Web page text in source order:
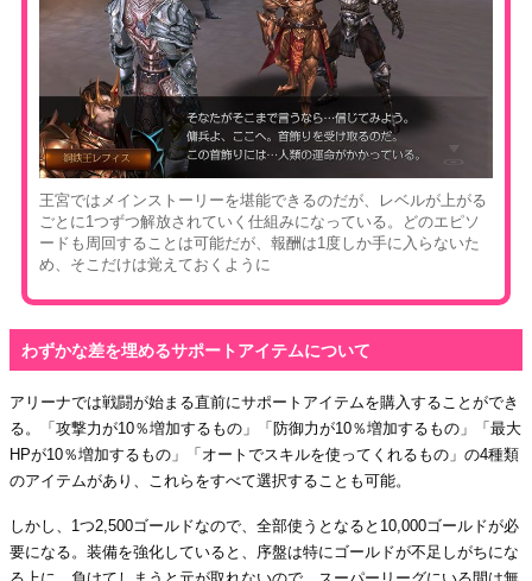
王宮ではメインストーリーを堪能できるのだが、レベルが上がる
ごとに1つずつ解放されていく仕組みになっている。どのエピソ
ードも周回することは可能だが、報酬は1度しか手に入らないた
め、そこだけは覚えておくように
わずかな差を埋めるサポートアイテムについて
アリーナでは戦闘が始まる直前にサポートアイテムを購入することができ
る。「攻撃力が10％増加するもの」「防御力が10％増加するもの」「最大
HPが10％増加するもの」「オートでスキルを使ってくれるもの」の4種類
のアイテムがあり、これらをすべて選択することも可能。
しかし、1つ2,500ゴールドなので、全部使うとなると10,000ゴールドが必
要になる。装備を強化していると、序盤は特にゴールドが不足しがちにな